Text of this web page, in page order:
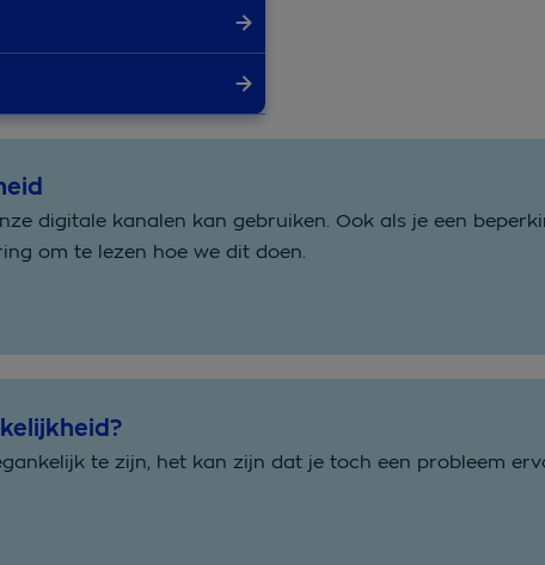
digitale kanalen kan gebruiken. Ook als je een
om te lezen hoe we dit doen.
te zijn, het kan zijn dat je toch een probleem